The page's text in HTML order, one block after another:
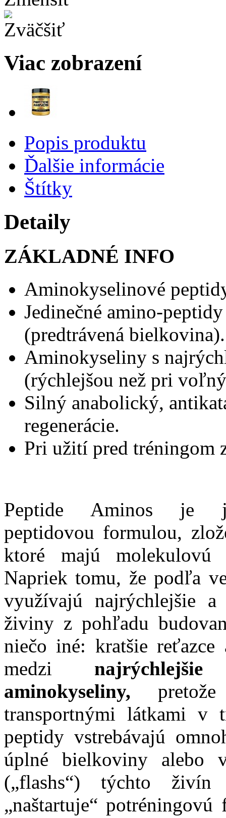
Viac zobrazení
Popis produktu
Ďalšie informácie
Štítky
Detaily
ZÁKLADNÉ INFO
Aminokyselinové
Jedinečné amino-
(predtrávená bielkovina).
Aminokyseliny s
(rýchlejšou než pri
Silný anabolický,
regenerácie.
Pri užití pred tréningom
Peptide Aminos je
peptidovou formulou,
ktoré majú
Napriek tomu, že podľa
využívajú najrýchlejšie a
živiny z pohľadu
niečo iné: kratšie
medzi
aminokyseliny, pretože
transportnými látkami v
peptidy vstrebávajú
úplné bielkoviny alebo
(„flashs“) týchto živín
„naštartuje“